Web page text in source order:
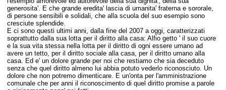
generosita'. E che grande eredita' lascia di umanita' fraterna e sororale,
di persone sensibili e solidali, che alla scuola del suo esempio sono
cresciute splendide.
E ci sono questi ultimi anni, dalla fine del 2007 a oggi, caratterizzati
soprattutto dalla sua lotta per il diritto alla casa: Alfio getto ' il suo cuore
e la sua vita stessa nella lotta per il diritto di ogni essere umano ad
avere un tetto, per il diritto sociale alla casa, per il diritto umano alla
casa. Ed e' un dolore grande per noi che restiamo che sia deceduto
senza che quel diritto almeno lui abbia potuto vederlo riconosciuto. Un
dolore che non potremo dimenticare. E un'onta per l'amministrazione
comunale che per anni il riconoscimento di quel diritto promise a parole